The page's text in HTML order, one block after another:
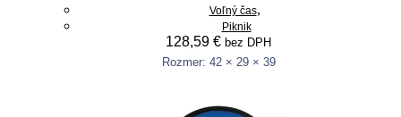
Voľný čas,
Piknik
128,59 € bez DPH
Rozmer: 42 × 29 × 39